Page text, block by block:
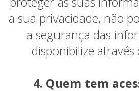
a sua privacidade, não
a segurança das
disponibilize
4. Quem tem